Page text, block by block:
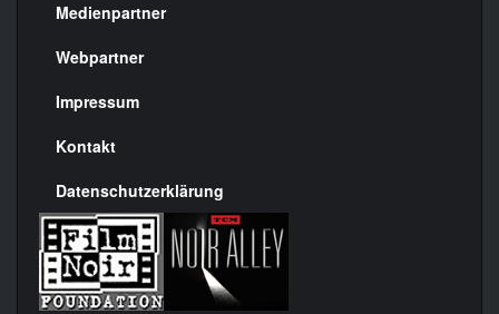
Menülinks
rechte
Seite
Medienpartner
Webpartner
Impressum
Kontakt
Datenschutzerklärung